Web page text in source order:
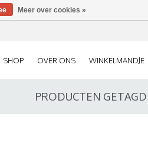
SHOP OVER ONS WINKELMANDJE
PRODUCTEN
Meer over cookies »